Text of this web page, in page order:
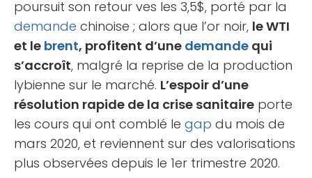
poursuit son retour ves les 3,5$, porté par la
demande chinoise ; alors que l’or noir, le WTI
et le brent, profitent d’une demande qui
s’accroît, malgré la reprise de la production
lybienne sur le marché. L’espoir d’une
résolution rapide de la crise sanitaire porte
les cours qui ont comblé le gap du mois de
mars 2020, et reviennent sur des valorisations
plus observées depuis le 1er trimestre 2020.